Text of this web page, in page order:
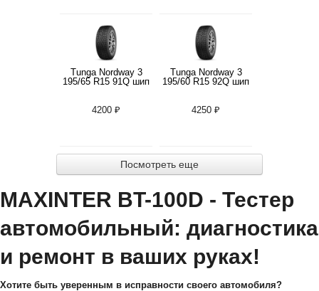
Tunga Nordway 3
195/65 R15 91Q шип
4200 ₽
Tunga Nordway 3
195/60 R15 92Q шип
4250 ₽
Посмотреть еще
MAXINTER BT-100D - Тестер
автомобильный: диагностика
и ремонт в ваших руках!
Хотите быть уверенным в исправности своего автомобиля?